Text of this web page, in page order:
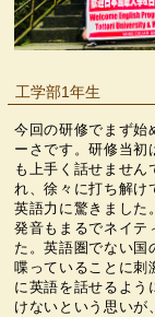
工学部1年生
今回の研修でまず始
ーさです。研修当初
も上手く話せません
れ、徐々に打ち解け
英語力に驚きました
発音もまるでネイテ
た。英語圏でない国
喋っていることに刺
に英語を話せるよう
けないという思いが